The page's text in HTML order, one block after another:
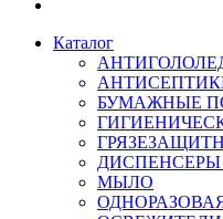
Каталог
БУМАЖНЫЕ
МЫЛО